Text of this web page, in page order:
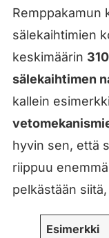
Remppakamun
sälekaihtimien
keskimäärin
sälekaihtimen
kallein
hyvin sen, että
riippuu
pelkästään
Esimerkki